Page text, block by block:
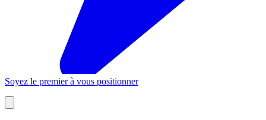
Soyez le premier à vous positionner